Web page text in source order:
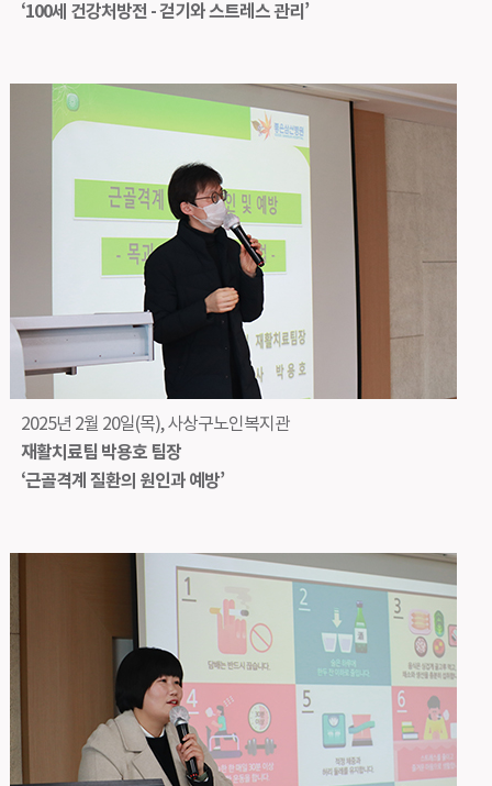
‘100세 건강처방전 - 걷기와 스트레스 관리’
2025년 2월 20일(목), 사상구노인복지관
재활치료팀 박용호 팀장
‘근골격계 질환의 원인과 예방’